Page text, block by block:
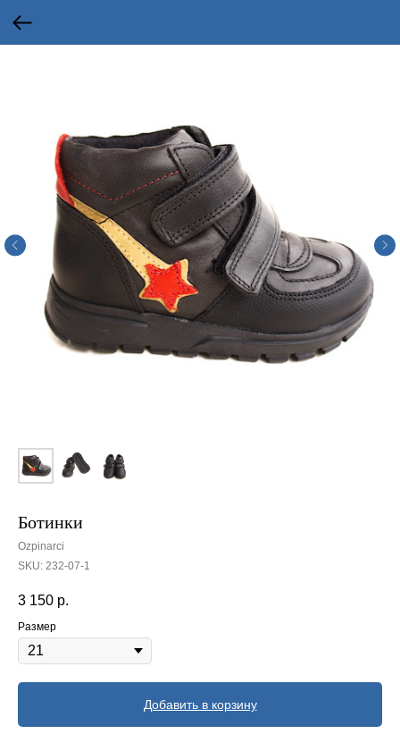
Ботинки
Ozpinarci
SKU: 232-07-1
3 150 р.
Размер
Добавить в корзину